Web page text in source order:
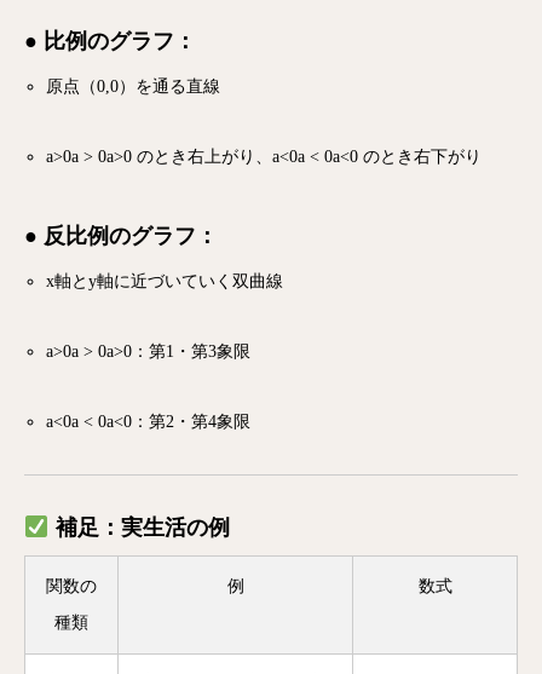
● 比例のグラフ：
原点（0,0）を通る直線
a>0a > 0a>0 のとき右上がり、a<0a < 0a<0 のとき右下がり
● 反比例のグラフ：
x軸とy軸に近づいていく双曲線
a>0a > 0a>0 ：第1・第3象限
a<0a < 0a<0 ：第2・第4象限
補足：実生活の例
関数の
種類
例 数式